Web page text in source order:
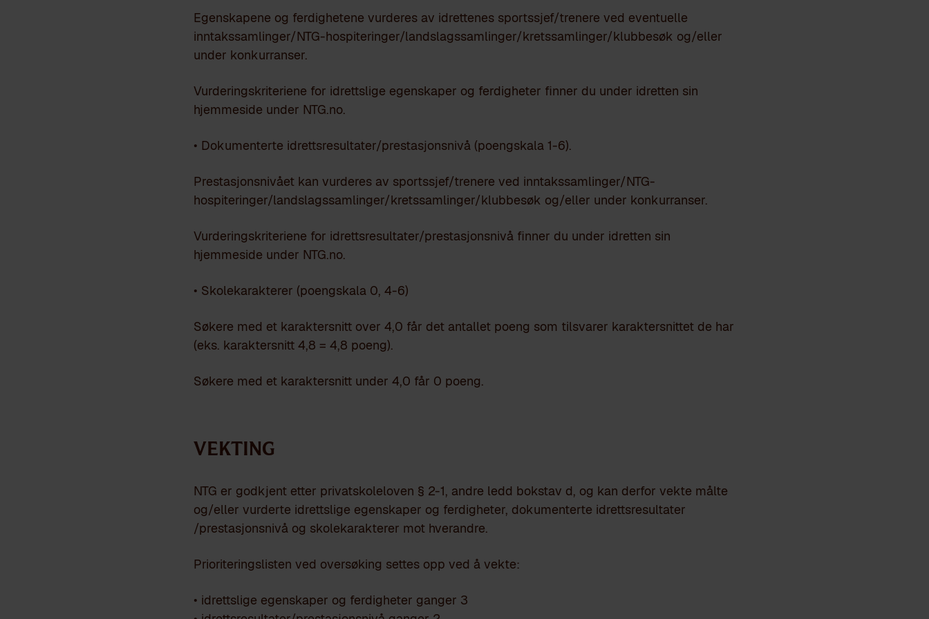
Egenskapene og ferdighetene vurderes av idrettenes sportssjef/trenere ved eventuelle
inntakssamlinger/NTG-hospiteringer/landslagssamlinger/kretssamlinger/klubbesøk og/eller
under konkurranser.
Vurderingskriteriene for idrettslige egenskaper og ferdigheter finner du under idretten sin
hjemmeside under NTG.no.
• Dokumenterte idrettsresultater/prestasjonsnivå (poengskala 1-6).
Prestasjonsnivået kan vurderes av sportssjef/trenere ved inntakssamlinger/NTG-
hospiteringer/landslagssamlinger/kretssamlinger/klubbesøk og/eller under konkurranser.
Vurderingskriteriene for idrettsresultater/prestasjonsnivå finner du under idretten sin
hjemmeside under NTG.no.
• Skolekarakterer (poengskala 0, 4-6)
Søkere med et karaktersnitt over 4,0 får det antallet poeng som tilsvarer karaktersnittet de har
(eks. karaktersnitt 4,8 = 4,8 poeng).
Søkere med et karaktersnitt under 4,0 får 0 poeng.
Vekting
NTG er godkjent etter privatskoleloven § 2-1, andre ledd bokstav d, og kan derfor vekte målte
og/eller vurderte idrettslige egenskaper og ferdigheter, dokumenterte idrettsresultater
/prestasjonsnivå og skolekarakterer mot hverandre.
Prioriteringslisten ved oversøking settes opp ved å vekte:
• idrettslige egenskaper og ferdigheter ganger 3